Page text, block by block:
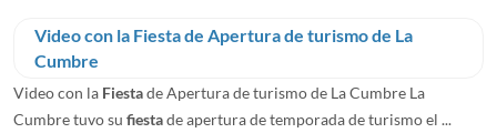
Video con la Fiesta de Apertura de turismo de La
Cumbre
Video con la Fiestade Apertura de turismo de La Cumbre La
Cumbre tuvo su fiestade apertura de temporada de turismo el ...